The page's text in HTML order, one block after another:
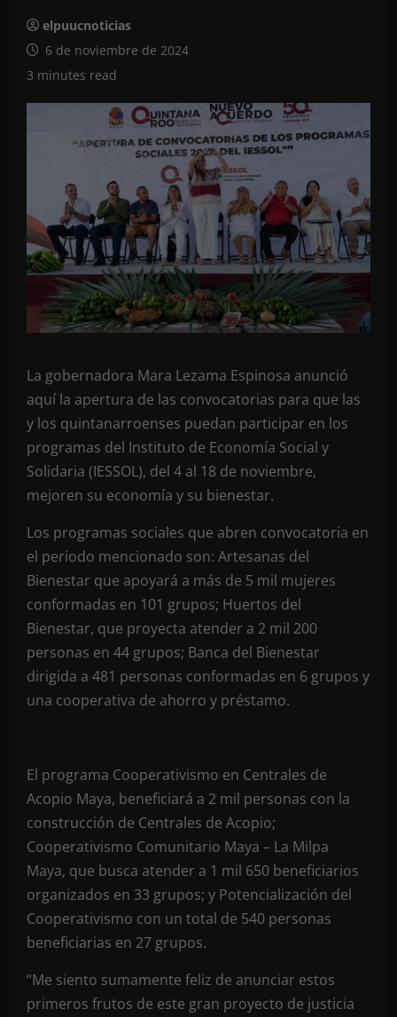
elpuucnoticias
6 de noviembre de 2024
3 minutes read
La gobernadora Mara Lezama Espinosa anunció
aquí la apertura de las convocatorias para que las
y los quintanarroenses puedan participar en los
programas del Instituto de Economía Social y
Solidaria (IESSOL), del 4 al 18 de noviembre,
mejoren su economía y su bienestar.
Los programas sociales que abren convocatoria en
el periodo mencionado son: Artesanas del
Bienestar que apoyará a más de 5 mil mujeres
conformadas en 101 grupos; Huertos del
Bienestar, que proyecta atender a 2 mil 200
personas en 44 grupos; Banca del Bienestar
dirigida a 481 personas conformadas en 6 grupos y
una cooperativa de ahorro y préstamo.
El programa Cooperativismo en Centrales de
Acopio Maya, beneficiará a 2 mil personas con la
construcción de Centrales de Acopio;
Cooperativismo Comunitario Maya – La Milpa
Maya, que busca atender a 1 mil 650 beneficiarios
organizados en 33 grupos; y Potencialización del
Cooperativismo con un total de 540 personas
beneficiarias en 27 grupos.
“Me siento sumamente feliz de anunciar estos
primeros frutos de este gran proyecto de justicia